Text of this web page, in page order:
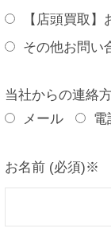
【店頭買取
その他お問い
当社からの連絡
メール
電
お名前 (必須)※